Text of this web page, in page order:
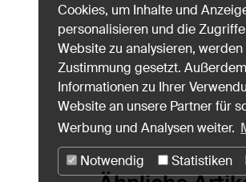
Cookies, um Inhalte und
personalisieren und die
Website zu analysieren,
Zustimmung gesetzt.
Informationen zu Ihrer
Website an unsere Partner für
Werbung und Analysen weiter.
Notwendig
Statistiken